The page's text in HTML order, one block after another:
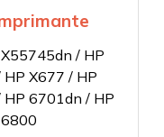
/ HP
X677 / HP
6701dn / HP